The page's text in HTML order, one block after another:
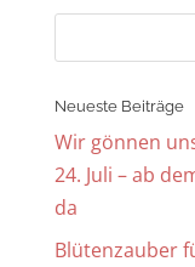
Neueste Beiträge
Wir gönnen
24. Juli – ab
da
Blütenzauber